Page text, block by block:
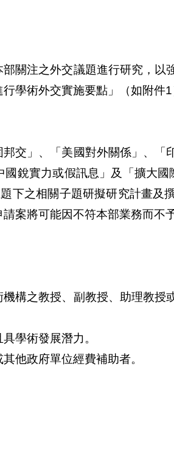
[連
結]"
關注之外交議題進行研究，以
學術外交實施要點」（如附件1
邦交」、「美國對外關係」、「
銳實力或假訊息」及「擴大
下之相關子題研擬研究計畫及
案將可能因不符本部業務而不予
構之教授、副教授、助理教授
學術發展潛力。
他政府單位經費補助者。